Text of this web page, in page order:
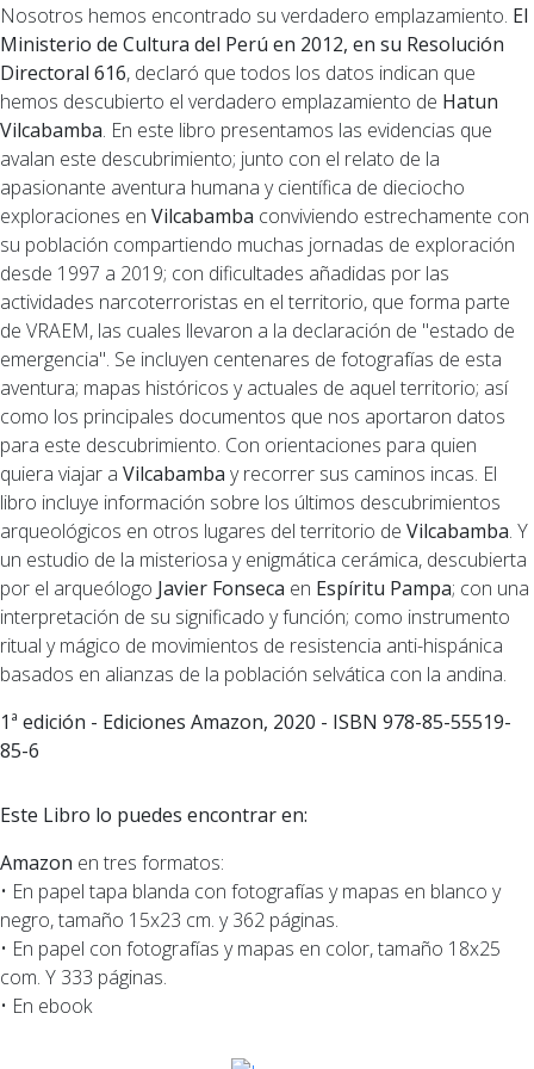
Nosotros hemos encontrado su verdadero emplazamiento. El
Ministerio de Cultura del Perú en 2012, en su Resolución
Directoral 616, declaró que todos los datos indican que
hemos descubierto el verdadero emplazamiento de Hatun
Vilcabamba. En este libro presentamos las evidencias que
avalan este descubrimiento; junto con el relato de la
apasionante aventura humana y científica de dieciocho
exploraciones en Vilcabamba conviviendo estrechamente con
su población compartiendo muchas jornadas de exploración
desde 1997 a 2019; con dificultades añadidas por las
actividades narcoterroristas en el territorio, que forma parte
de VRAEM, las cuales llevaron a la declaración de "estado de
emergencia". Se incluyen centenares de fotografías de esta
aventura; mapas históricos y actuales de aquel territorio; así
como los principales documentos que nos aportaron datos
para este descubrimiento. Con orientaciones para quien
quiera viajar a Vilcabamba y recorrer sus caminos incas. El
libro incluye información sobre los últimos descubrimientos
arqueológicos en otros lugares del territorio de Vilcabamba. Y
un estudio de la misteriosa y enigmática cerámica, descubierta
por el arqueólogo Javier Fonseca en Espíritu Pampa; con una
interpretación de su significado y función; como instrumento
ritual y mágico de movimientos de resistencia anti-hispánica
basados en alianzas de la población selvática con la andina.
1ª edición - Ediciones Amazon, 2020 - ISBN 978-85-55519-
85-6
Este Libro lo puedes encontrar en:
Amazon en tres formatos:
• En papel tapa blanda con fotografías y mapas en blanco y
negro, tamaño 15x23 cm. y 362 páginas.
• En papel con fotografías y mapas en color, tamaño 18x25
com. Y 333 páginas.
• En ebook